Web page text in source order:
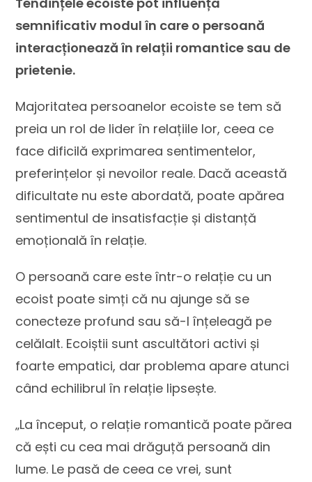
semnificativ modul în care o persoană
interacționează în relații romantice sau de
prietenie.
Majoritatea persoanelor ecoiste se tem să
preia un rol de lider în relațiile lor, ceea ce
face dificilă exprimarea sentimentelor,
preferințelor și nevoilor reale. Dacă această
dificultate nu este abordată, poate apărea
sentimentul de insatisfacție și distanță
emoțională în relație.
O persoană care este într-o relație cu un
ecoist poate simți că nu ajunge să se
conecteze profund sau să-l înțeleagă pe
celălalt. Ecoiștii sunt ascultători activi și
foarte empatici, dar problema apare atunci
când echilibrul în relație lipsește.
„La început, o relație romantică poate părea
că ești cu cea mai drăguță persoană din
lume. Le pasă de ceea ce vrei, sunt